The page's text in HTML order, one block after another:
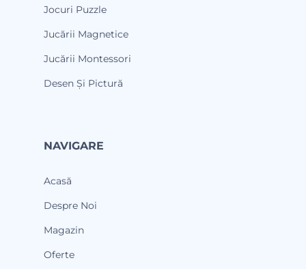
Jocuri Puzzle
Jucării Magnetice
Jucării Montessori
Desen Și Pictură
NAVIGARE
Acasă
Despre Noi
Magazin
Oferte